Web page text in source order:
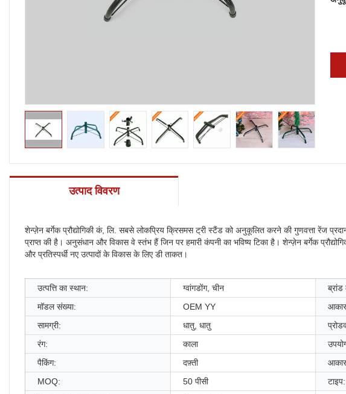
उत्पाद विवरण
शेन्ज़ेन बर्गेक प्रौद्योगिकी कं, लि. सबसे लोकप्रिय क्रिसमस ट्री स्टैंड को अनुकूलित करने की गुणवत्ता रेंज
प्राप्त की है। अनुसंधान और विकास वे स्तंभ हैं जिन पर हमारी कंपनी का भविष्य टिका है। शेन्ज़ेन बर्गेक
और प्रतिस्पर्धी नए उत्पादों के विकास के लिए डी ताकत।
उत्पत्ति का स्थान: ग्वांगडोंग, चीन ब्रांड
मॉडल संख्या:
OEM YY
सामग्री:
धातु, धातु
रंग:
काला
पैकिंग:
दफ़्ती
MOQ:
50 पीसी टाइप: